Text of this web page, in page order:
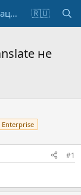
Регистрация 🇷🇺
не
Enterprise
#1